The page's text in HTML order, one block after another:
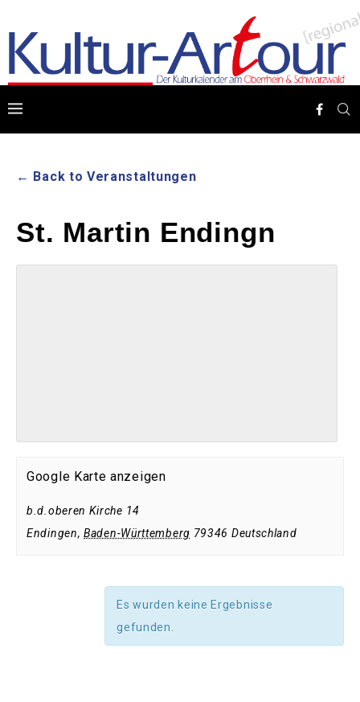
← Back to Veranstaltungen
St. Martin Endingn
Google Karte anzeigen
b.d.oberen Kirche 14
Endingen, Baden-Württemberg 79346 Deutschland
Es wurden keine Ergebnisse
gefunden.